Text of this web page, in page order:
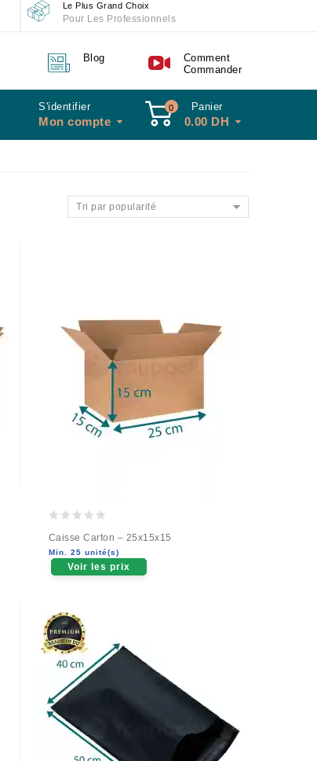
Le Plus Grand Choix
Pour Les Professionnels
Blog
Comment
Commander
S'identifier
Mon compte
0 Panier
0.00 DH
Tri par popularité
out
of
5
Caisse Carton – 25x15x15
Min. 25 unité(s)
Voir les prix